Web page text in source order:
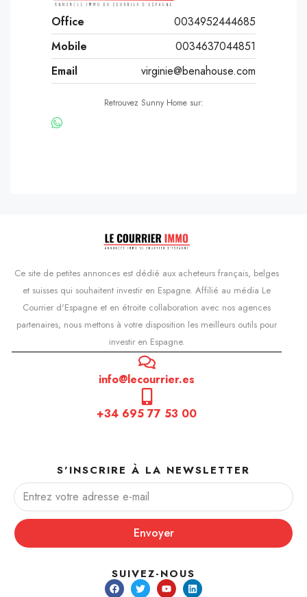
Office
0034952444685
Mobile
0034637044851
Email
virginie@benahouse.com
Retrouvez Sunny Home sur:
Ce site de petites annonces est dédié aux acheteurs français, belges
et suisses qui souhaitent investir en Espagne. Affilié au média Le
Courrier d'Espagne et en étroite collaboration avec nos agences
partenaires, nous mettons à votre disposition les meilleurs outils pour
investir en Espagne.
info@lecourrier.es
+34 695 77 53 00
S'INSCRIRE À LA NEWSLETTER
Envoyer
SUIVEZ-NOUS